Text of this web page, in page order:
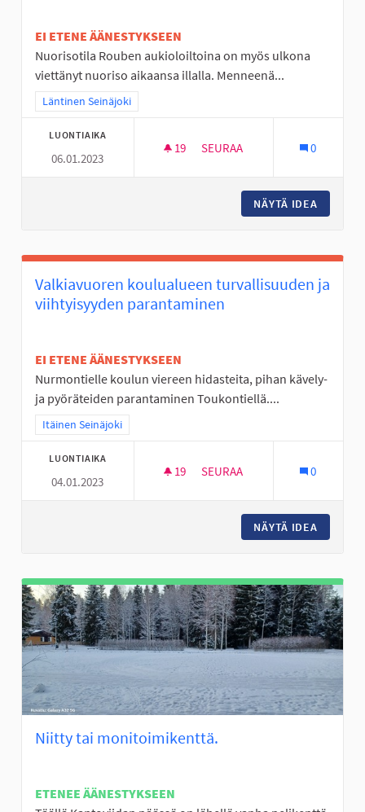
EI ETENE ÄÄNESTYKSEEN
Nuorisotila Rouben aukioloiltoina on myös ulkona
viettänyt nuoriso aikaansa illalla. Menneenä...
Rajaa tulokset teeman mukaan: Läntinen Seinäjoki
Läntinen Seinäjoki
LUONTIAIKA
06.01.2023
19 19 SEURAAJAA
SEURAA 0
NÄYTÄ IDEA
Valkiavuoren koulualueen turvallisuuden ja
viihtyisyyden parantaminen
EI ETENE ÄÄNESTYKSEEN
Nurmontielle koulun viereen hidasteita, pihan kävely-
ja pyöräteiden parantaminen Toukontiellä....
Rajaa tulokset teeman mukaan: Itäinen Seinäjoki
Itäinen Seinäjoki
LUONTIAIKA
04.01.2023
19 19 SEURAAJAA
SEURAA 0
NÄYTÄ IDEA
Niitty tai monitoimikenttä.
ETENEE ÄÄNESTYKSEEN